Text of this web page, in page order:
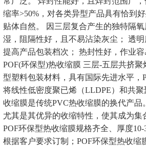
缩率>50%，对各类异型产品具有恰到
贴体自然。 因三层复合产生的独特隔
湿，阻隔性好，且不易沾染灰尘； 透
提高产品包装档次； 热封性好，作业容
POF(环保型)热收缩膜 三层-五层共挤
型塑料包装材料，具有国际先进水平，
将线性低密度聚已烯（LLDPE）和共
收缩膜是传统PVC热收缩膜的换代产品
尤其是其优异的收缩特性，使其成为集
POF环保型热收缩膜规格齐全、厚度
根据客户要求订制；POF环保型热收缩